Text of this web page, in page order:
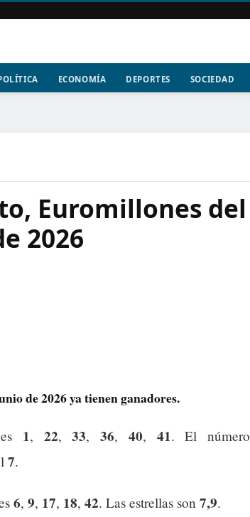
ECONOMÍA DEPORTES SOCIEDAD
Euromillones del
2026
de 2026 ya tienen ganadores.
1, 22,33, 36, 40, 41. El número
7.
6, 9, 17, 18, 42. Las estrellas son 7,9.